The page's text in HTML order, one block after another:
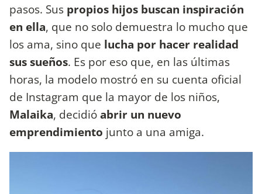
pasos. Sus propios hijos buscan inspiración
en ella, que no solo demuestra lo mucho que
los ama, sino que lucha por hacer realidad
sus sueños. Es por eso que, en las últimas
horas, la modelo mostró en su cuenta oficial
de Instagram que la mayor de los niños,
Malaika, decidióabrir un nuevo
emprendimiento junto a una amiga.